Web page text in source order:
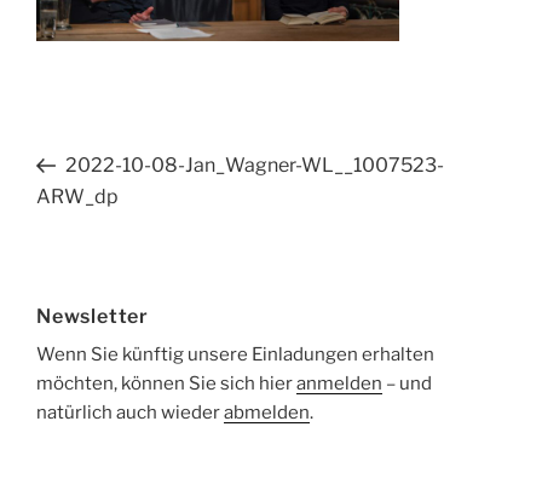
Beitragsnavigation
Vorheriger
Beitrag
2022-10-08-Jan_Wagner-WL__1007523-
ARW_dp
Newsletter
Wenn Sie künftig unsere Einladungen erhalten
möchten, können Sie sich hieranmelden – und
natürlich auch wiederabmelden.